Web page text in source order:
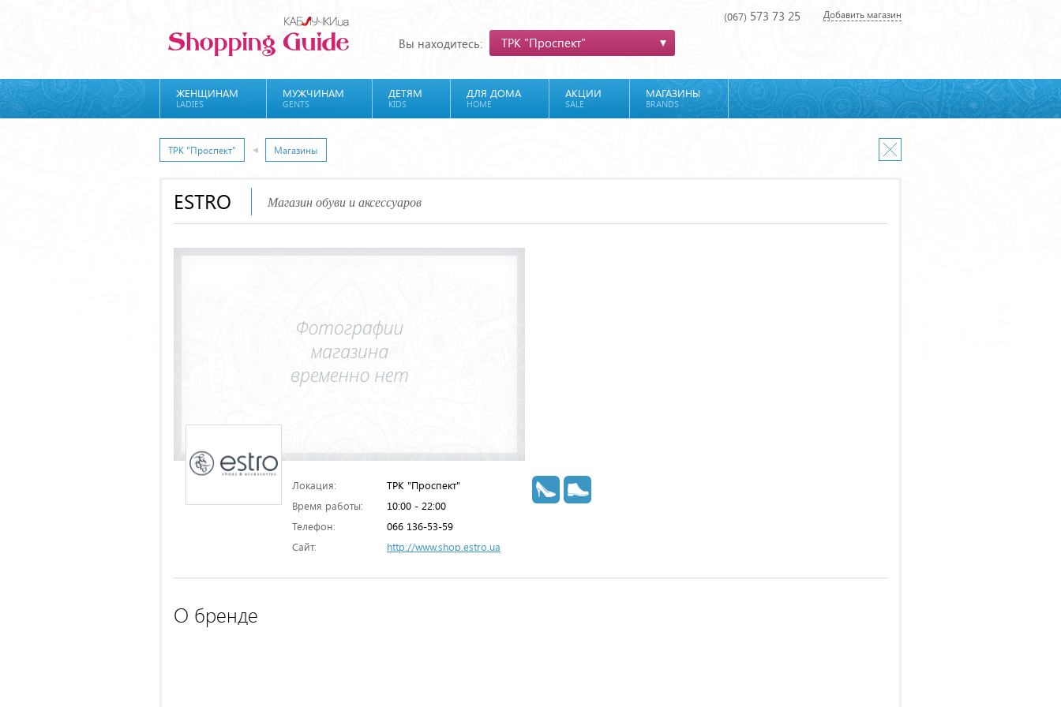
Вы находитесь: ТРК "Проспект"
(067) 573 73 25 Добавить магазин
ЖЕНЩИНАМ
LADIES
МУЖЧИНАМ
GENTS
ДЕТЯМ
KIDS
ДЛЯ ДОМА
HOME
АКЦИИ
SALE
МАГАЗИНЫ
BRANDS
ТРК "Проспект" Магазины
ESTRO Магазин обуви и аксессуаров
Локация:
ТРК "Проспект"
Время работы:
10:00 - 22:00
Телефон:
066 136-53-59
Сайт:
http://www.shop.estro.ua
О бренде